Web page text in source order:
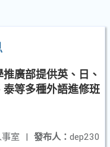
廣部提供英、日、
等多種外語進修班
發布人： dep230
事室 |